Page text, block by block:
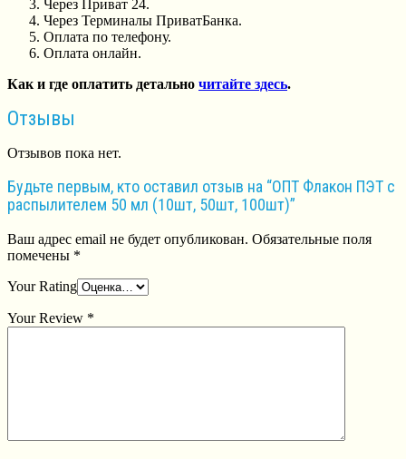
Через Приват 24.
Через Терминалы ПриватБанка.
Оплата по телефону.
Оплата онлайн.
Как и где оплатить детально читайте здесь.
Отзывы
Отзывов пока нет.
Будьте первым, кто оставил отзыв на “ОПТ Флакон ПЭТ с
распылителем 50 мл (10шт, 50шт, 100шт)”
Ваш адрес email не будет опубликован. Обязательные поля
помечены *
Your Rating
Your Review *